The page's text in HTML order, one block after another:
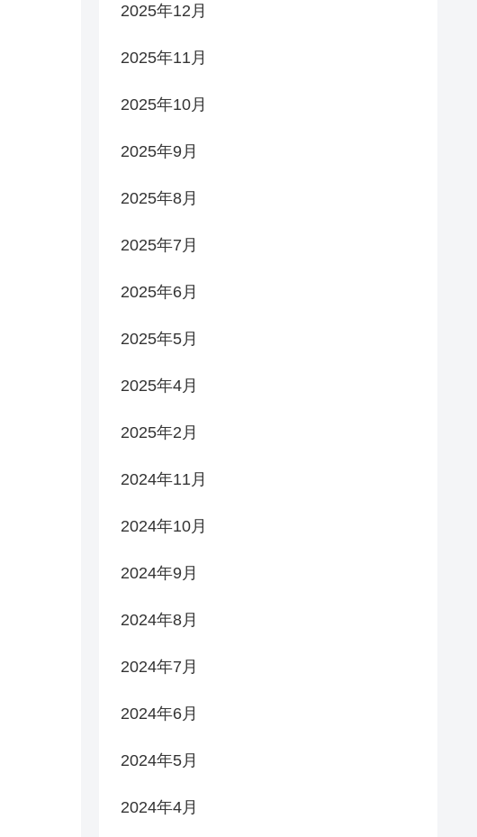
2025年12月
2025年11月
2025年10月
2025年9月
2025年8月
2025年7月
2025年6月
2025年5月
2025年4月
2025年2月
2024年11月
2024年10月
2024年9月
2024年8月
2024年7月
2024年6月
2024年5月
2024年4月